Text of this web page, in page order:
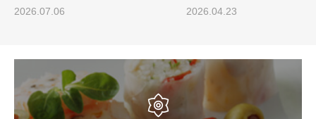
2026.04.23 2026.07.10